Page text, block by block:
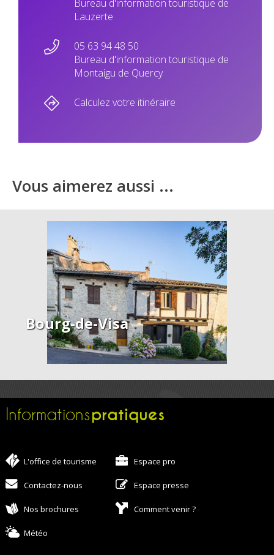
Bureau d'information touristique de
Lauzerte
05 63 94 48 50
Bureau d'information touristique de
Montaigu de Quercy
Calculez votre itinéraire
Vous aimerez aussi ...
Bourg-de-Visa
Informationspratiques
L'office de tourisme Espace pro
Contactez-nous Espace presse
Nos brochures Comment venir ?
Météo